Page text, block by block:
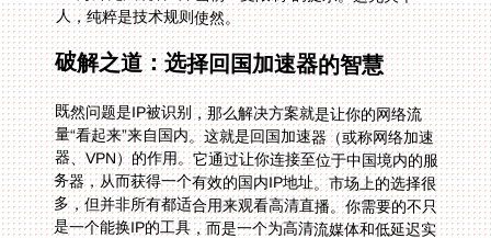
人，纯粹是技术规则使然。
破解之道：选择回国加速器的智慧
既然问题是IP被识别，那么解决方案就是让你的网络流
量“看起来”来自国内。这就是回国加速器（或称网络加速
器、VPN）的作用。它通过让你连接至位于中国境内的服
务器，从而获得一个有效的国内IP地址。市场上的选择很
多，但并非所有都适合用来观看高清直播。你需要的不只
是一个能换IP的工具，而是一个为高清流媒体和低延迟实